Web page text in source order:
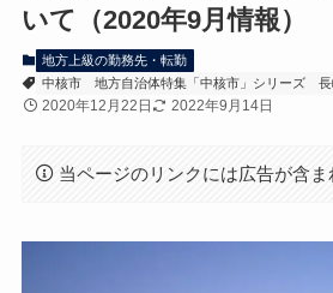
いて（2020年9月情報）
地方上級の勤務先・転勤
中核市
地方自治体特集「中核市」シリーズ
2020年12月22日 2022年9月14日
当ページのリンクには広告が含ま